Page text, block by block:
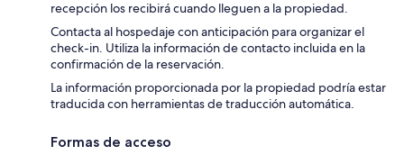
recepción los recibirá cuando lleguen a la propiedad.
Contacta al hospedaje con anticipación para organizar el
check-in. Utiliza la información de contacto incluida en la
confirmación de la reservación.
La información proporcionada por la propiedad podría estar
traducida con herramientas de traducción automática.
Formas de acceso